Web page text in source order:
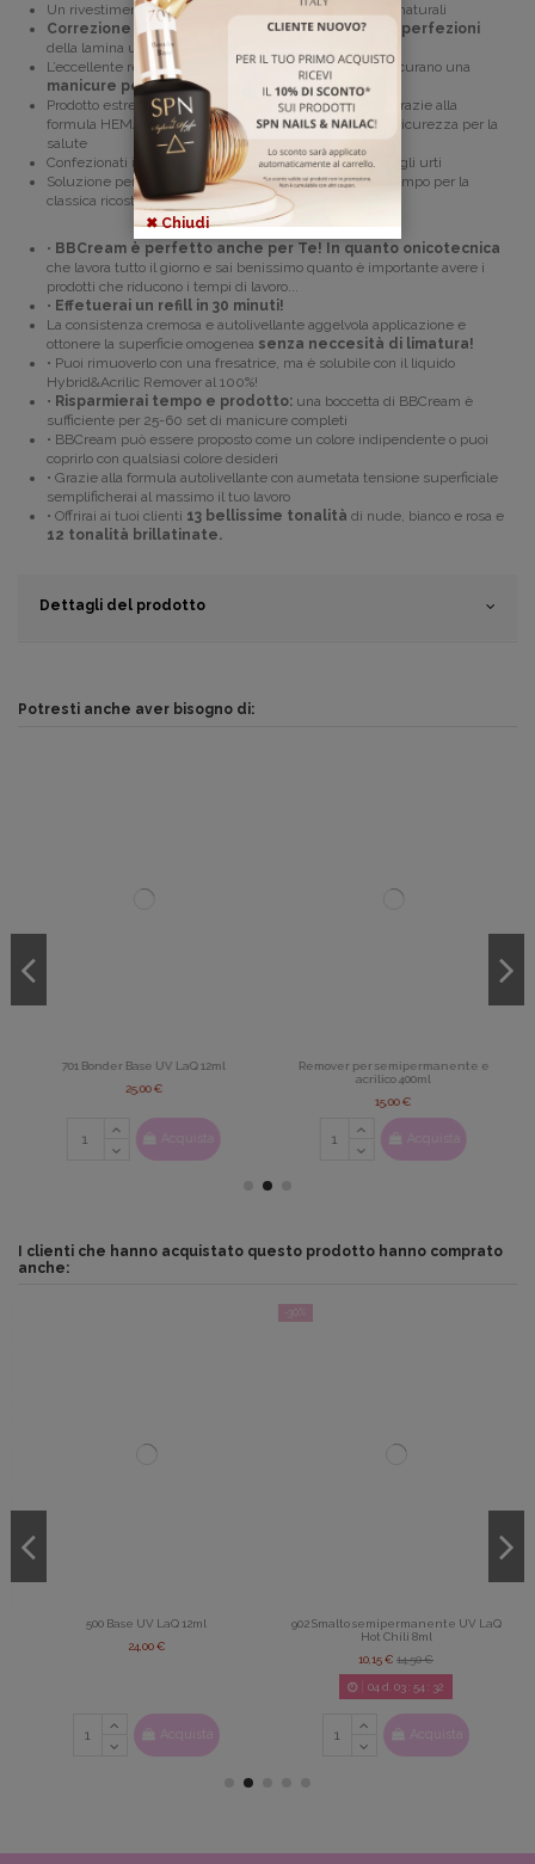
Un rivestimentorinforzante soak offper le unghie naturali
Correzione istantagnea di tutte leirregolarità e imperfezioni
della lamina ungueale
L’eccellente resistenza e la
massima aderenzaassicurano una
manicure perfetta per intere settimane
Prodotto estremamente delicato sull’unghia naturale, grazie alla
formula HEMA FREE e VEGAN, per offrire la massima sicurezza per la
salute
Confezionati in bellissime boccette di vetro resistenti agli urti
Soluzione perfetta per tutte le donne che non hanno tempo per la
classica ricostruzione delle unghie.
• BBCream è perfetto anche per Te! In quanto onicotecnica
che lavora tutto il giorno e sai benissimo quanto è importante avere i
prodotti che riducono i tempi di lavoro...
• Effetuerai un refill in 30 minuti!
La consistenza cremosa e autolivellante aggelvola applicazione e
ottonere la superficie omogenea senza neccesità di limatura!
• Puoi rimuoverlo con una fresatrice, ma è solubile con il liquido
Hybrid&Acrilic Remover al 100%!
• Risparmierai tempo e prodotto: una boccetta di BBCream è
sufficiente per 25-60 set di manicure completi
• BBCream può essere proposto come un colore indipendente o puoi
coprirlo con qualsiasi colore desideri
• Grazie alla formula autolivellante con aumetata tensione superficiale
semplificherai al massimo il tuo lavoro
• Offrirai ai tuoi clienti 13 bellissime tonalità di nude, bianco e rosa e
12 tonalità brillatinate.
Dettagli del prodotto
Potresti anche aver bisogno di:
701 Bonder Base UV LaQ 12ml
25,00 €
Acquista
Remover per semipermanente e
acrilico 400ml
15,00 €
Acquista
I clienti che hanno acquistato questo prodotto hanno comprato
anche:
500 Base UV LaQ 12ml
24,00 €
Acquista
-30%
902 Smalto semipermanente UV LaQ
Hot Chili 8ml
10,15 € 14,50 €
04d. 03: 54: 31
Acquista
✖ Chiudi